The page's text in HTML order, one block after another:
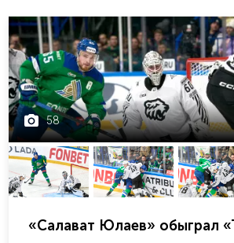
58
«Салават Юлаев» обыграл